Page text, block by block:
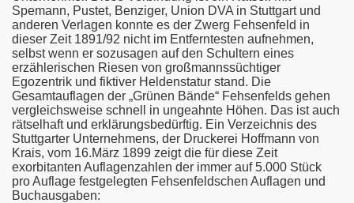
Spemann, Pustet, Benziger, Union DVA in Stuttgart und
anderen Verlagen konnte es der Zwerg Fehsenfeld in
dieser Zeit 1891/92 nicht im Entferntesten aufnehmen,
selbst wenn er sozusagen auf den Schultern eines
erzählerischen Riesen von großmannssüchtiger
Egozentrik und fiktiver Heldenstatur stand. Die
Gesamtauflagen der „Grünen Bände“ Fehsenfelds gehen
vergleichsweise schnell in ungeahnte Höhen. Das ist auch
rätselhaft und erklärungsbedürftig. Ein Verzeichnis des
Stuttgarter Unternehmens, der Druckerei Hoffmann von
Krais, vom 16.März 1899 zeigt die für diese Zeit
exorbitanten Auflagenzahlen der immer auf 5.000 Stück
pro Auflage festgelegten Fehsenfeldschen Auflagen und
Buchausgaben: